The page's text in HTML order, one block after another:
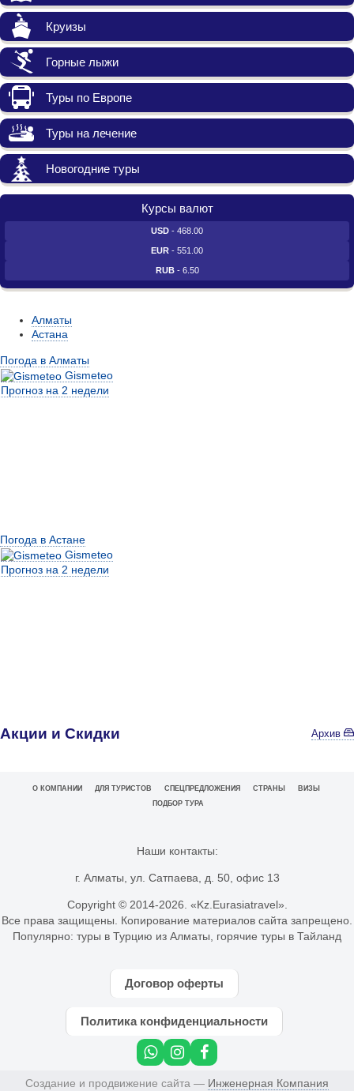
Круизы
Горные лыжи
Туры по Европе
Туры на лечение
Новогодние туры
Курсы валют
USD - 468.00
EUR - 551.00
RUB- 6.50
Алматы
Астана
Погода в Алматы
Gismeteo
Прогноз на 2 недели
Погода в Астане
Gismeteo
Прогноз на 2 недели
Акции и Скидки Архив
О КОМПАНИИ ДЛЯ ТУРИСТОВ СПЕЦПРЕДЛОЖЕНИЯ СТРАНЫ
ВИЗЫ
ПОДБОР ТУРА
Наши контакты:
г. Алматы, ул. Сатпаева, д. 50, офис 13
Copyright © 2014-2026. «Kz.Eurasiatravel».
Все права защищены. Копирование материалов сайта запрещено.
Популярно: туры в Турцию из Алматы горячие туры в Тайланд
Договор оферты
Политика конфиденциальности
Создание и продвижение сайта — Инженерная Компания